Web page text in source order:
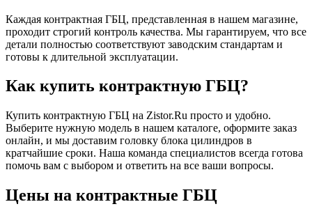
Каждая контрактная ГБЦ, представленная в нашем магазине,
проходит строгий контроль качества. Мы гарантируем, что все
детали полностью соответствуют заводским стандартам и
готовы к длительной эксплуатации.
Как купить контрактную ГБЦ?
Купить контрактную ГБЦ на Zistor.Ru просто и удобно.
Выберите нужную модель в нашем каталоге, оформите заказ
онлайн, и мы доставим головку блока цилиндров в
кратчайшие сроки. Наша команда специалистов всегда готова
помочь вам с выбором и ответить на все ваши вопросы.
Цены на контрактные ГБЦ